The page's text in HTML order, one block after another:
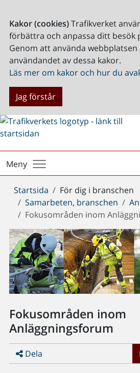
Kakor (cookies)Trafikverket
förbättra och anpassa ditt besök
Genom att använda
användandet av dessa kakor.
Läs mer om kakor och hur du
Jag förstår
Meny
Du
är
här:
Startsida
För dig i branschen
Samarbeten, branschen
Fokusområden inom
Fokusområden inom
Anläggningsforum
Dela